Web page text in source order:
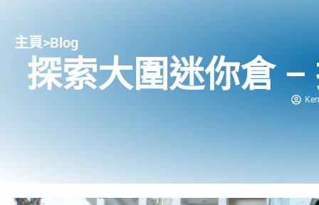
主頁>Blog
探索大圍迷你倉